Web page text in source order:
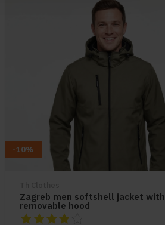
-10%
Zagreb men softshell jacket with
removable hood
De beoordeling van dit product is